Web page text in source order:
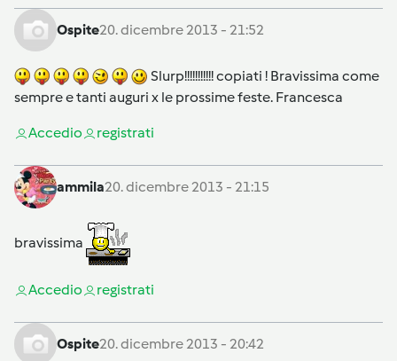
Ospite20. dicembre 2013 - 21:52
Slurp!!!!!!!!!!! copiati ! Bravissima come
sempre e tanti auguri x le prossime feste. Francesca
Accedio registrati
ammila20. dicembre 2013 - 21:15
bravissima
Accedio registrati
Ospite20. dicembre 2013 - 20:42